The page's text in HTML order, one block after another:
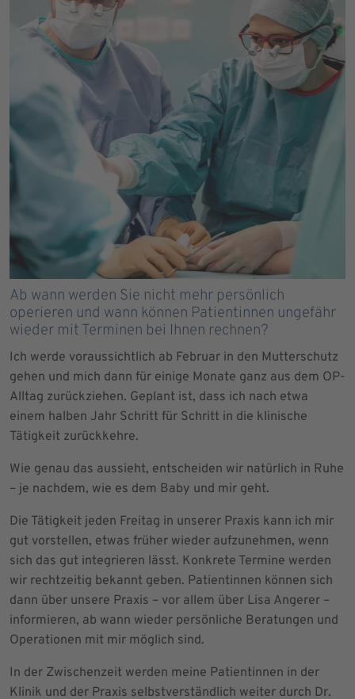
Ab wann werden Sie nicht mehr persönlich
operieren und wann können Patientinnen ungefähr
wieder mit Terminen bei Ihnen rechnen?
Ich werde voraussichtlich ab Februar in den Mutterschutz
gehen und mich dann für einige Monate ganz aus dem OP-
Alltag zurückziehen. Geplant ist, dass ich nach etwa
einem halben Jahr Schritt für Schritt in die klinische
Tätigkeit zurückkehre.
Wie genau das aussieht, entscheiden wir natürlich in Ruhe
– je nachdem, wie es dem Baby und mir geht.
Die Tätigkeit jeden Freitag in unserer Praxis kann ich mir
gut vorstellen, etwas früher wieder aufzunehmen, wenn
sich das gut integrieren lässt. Konkrete Termine werden
wir rechtzeitig bekannt geben. Patientinnen können sich
dann über unsere Praxis – vor allem über Lisa Angerer –
informieren, ab wann wieder persönliche Beratungen und
Operationen mit mir möglich sind.
In der Zwischenzeit werden meine Patientinnen in der
Klinik und der Praxis selbstverständlich weiter durch Dr.